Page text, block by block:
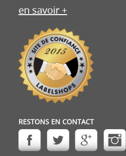
en savoir +
RESTONS EN CONTACT